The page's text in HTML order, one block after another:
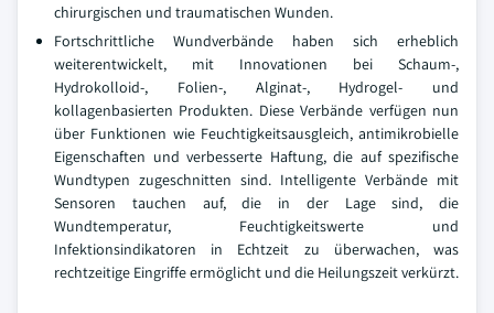
chirurgischen und traumatischen Wunden.
Fortschrittliche Wundverbände haben sich erheblich
weiterentwickelt, mit Innovationen bei Schaum-,
Hydrokolloid-, Folien-, Alginat-, Hydrogel- und
kollagenbasierten Produkten. Diese Verbände verfügen nun
über Funktionen wie Feuchtigkeitsausgleich, antimikrobielle
Eigenschaften und verbesserte Haftung, die auf spezifische
Wundtypen zugeschnitten sind. Intelligente Verbände mit
Sensoren tauchen auf, die in der Lage sind, die
Wundtemperatur, Feuchtigkeitswerte und
Infektionsindikatoren in Echtzeit zu überwachen, was
rechtzeitige Eingriffe ermöglicht und die Heilungszeit verkürzt.